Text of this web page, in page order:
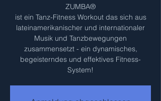
ZUMBA®
ist ein Tanz-Fitness Workout das sich aus
lateinamerikanischer und internationaler
Musik und Tanzbewegungen
zusammensetzt - ein dynamisches,
begeisterndes und effektives Fitness-
System!